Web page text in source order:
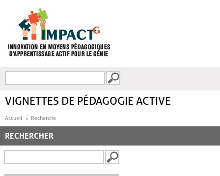
FORMULAIRE DE
VIGNETTES DE PÉDAGOGIE ACTIVE
Accueil Recherche
RECHERCHER